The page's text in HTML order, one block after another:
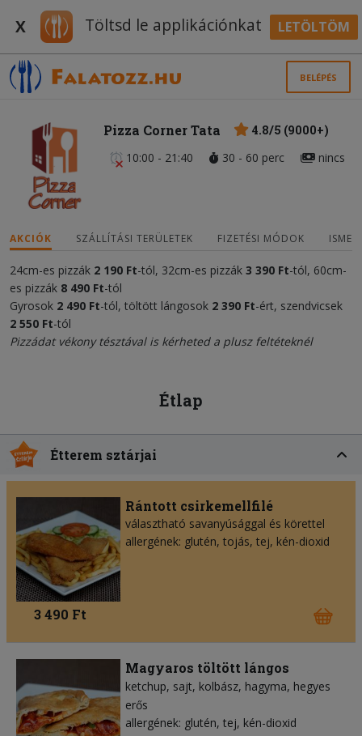
X Töltsd le applikációnkat LETÖLTÖM
BELÉPÉS
Pizza Corner Tata
4.8/5 (9000+)
10:00 - 21:40
30 - 60 perc nincs
AKCIÓK SZÁLLÍTÁSI TERÜLETEK FIZETÉSI MÓDOK
24cm-es pizzák 2 190 Ft-tól, 32cm-es pizzák 3 390 Ft-tól, 60cm-
es pizzák 8 490 Ft-tól
Gyrosok 2 490 Ft-tól, töltött lángosok 2 390 Ft-ért, szendvicsek
2 550 Ft-tól
Pizzádat vékony tésztával is kérheted a plusz feltéteknél
Étlap
Étterem sztárjai
Rántott csirkemellfilé
választható savanyúsággal és körettel
allergének: glutén, tojás, tej, kén-dioxid
3 490 Ft
Magyaros töltött lángos
ketchup sajt kolbász hagyma hegyes
erős
allergének: glutén, tej, kén-dioxid